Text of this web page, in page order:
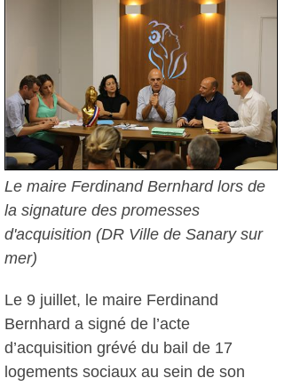
Le maire Ferdinand Bernhard lors de
la signature des promesses
d'acquisition (DR Ville de Sanary sur
mer)
Le 9 juillet, le maire Ferdinand
Bernhard a signé de l’acte
d’acquisition grévé du bail de 17
logements sociaux au sein de son